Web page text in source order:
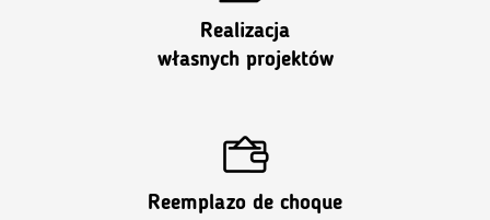
Realizacja
własnych projektów
Reemplazo de choque